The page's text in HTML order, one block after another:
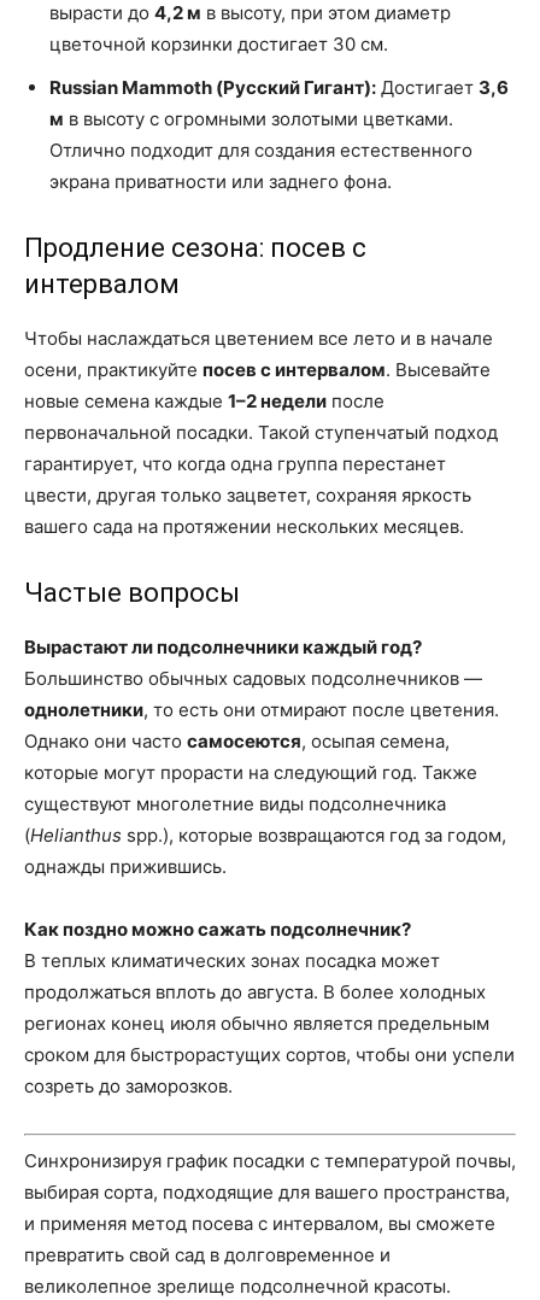
вырасти до 4,2 м в высоту, при этом диаметр
цветочной корзинки достигает 30 см.
Russian Mammoth (Русский Гигант): Достигает 3,6
м в высоту с огромными золотыми цветками.
Отлично подходит для создания естественного
экрана приватности или заднего фона.
Продление сезона: посев с
интервалом
Чтобы наслаждаться цветением все лето и в начале
осени, практикуйте посев с интервалом. Высевайте
новые семена каждые 1–2 недели после
первоначальной посадки. Такой ступенчатый подход
гарантирует, что когда одна группа перестанет
цвести, другая только зацветет, сохраняя яркость
вашего сада на протяжении нескольких месяцев.
Частые вопросы
Вырастают ли подсолнечники каждый год?
Большинство обычных садовых подсолнечников —
однолетники, то есть они отмирают после цветения.
Однако они часто самосеются, осыпая семена,
которые могут прорасти на следующий год. Также
существуют многолетние виды подсолнечника
(Helianthus spp.), которые возвращаются год за годом,
однажды прижившись.
Как поздно можно сажать подсолнечник?
В теплых климатических зонах посадка может
продолжаться вплоть до августа. В более холодных
регионах конец июля обычно является предельным
сроком для быстрорастущих сортов, чтобы они успели
созреть до заморозков.
Синхронизируя график посадки с температурой почвы,
выбирая сорта, подходящие для вашего пространства,
и применяя метод посева с интервалом, вы сможете
превратить свой сад в долговременное и
великолепное зрелище подсолнечной красоты.